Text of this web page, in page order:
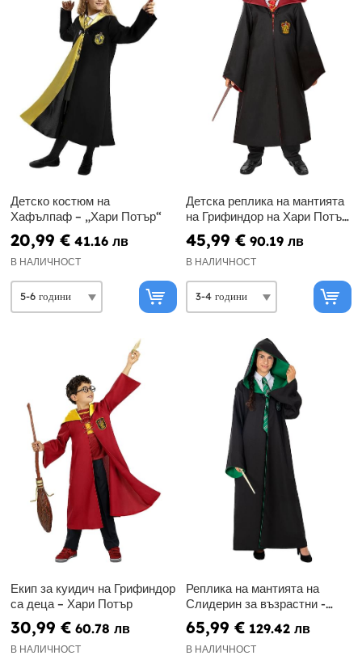
Детско костюм на
Хафълпаф – „Хари Потър“
20,99 € 41.16 лв
В НАЛИЧНОСТ
Детска реплика на мантията
на Грифиндор на Хари Потър
за възрастни – Diamond
Edition
45,99 € 90.19 лв
В НАЛИЧНОСТ
Екип за куидич на Грифиндор
са деца – Хари Потър
30,99 € 60.78 лв
В НАЛИЧНОСТ
Реплика на мантията на
Слидерин за възрастни -
Диамантено издание
65,99 € 129.42 лв
В НАЛИЧНОСТ